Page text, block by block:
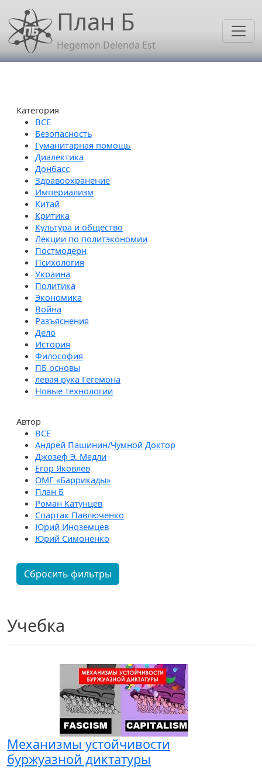
Перейти к основному содержанию
План Б
Hegemon Delenda Est
Учебка
Механизмы устойчивости
буржуазной диктатуры
Категория
Безопасность
Гуманитарная помощь
Диалектика
Донбасс
Здравоохранение
Империализм
Китай
Критика
Культура и общество
Лекции по политэкономии
Постмодерн
Психология
Украина
Политика
Экономика
Война
Разъяснения
Дело
История
Философия
ПБ основы
левая рука Гегемона
Новые технологии
Автор
Андрей Пашинин/Чумной Доктор
Джозеф Э. Медли
Егор Яковлев
ОМГ «Баррикады»
План Б
Роман Катунцев
Спартак Павлюченко
Юрий Иноземцев
Юрий Симоненко
Сбросить фильтры